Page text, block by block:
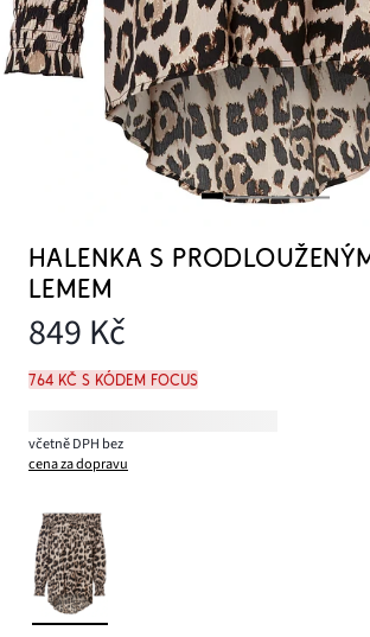
HALENKA S
LEMEM
849 Kč
764 Kč s kódem FOCUS
včetně DPH bez
cena za dopravu